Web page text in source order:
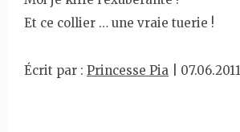
Et ce collier … une vraie tuerie !
Écrit par : Princesse Pia | 07.06.2011